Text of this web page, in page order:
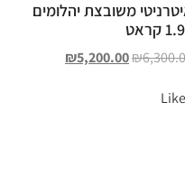
משובצת יהלומים
קראט
₪
₪5,200.00
Like